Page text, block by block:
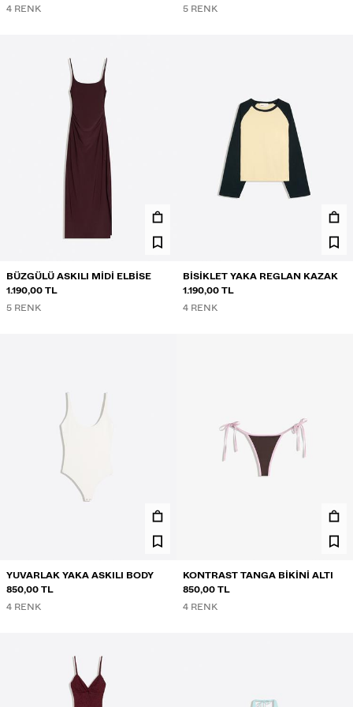
4 RENK 5 RENK
BÜZGÜLÜ ASKILI MIDI ELBISE
1.190,00 TL
5 RENK
BISIKLET YAKA REGLAN KAZAK
1.190,00 TL
4 RENK
YUVARLAK YAKA ASKILI BODY
850,00 TL
4 RENK
KONTRAST TANGA BIKINI ALTI
850,00 TL
4 RENK